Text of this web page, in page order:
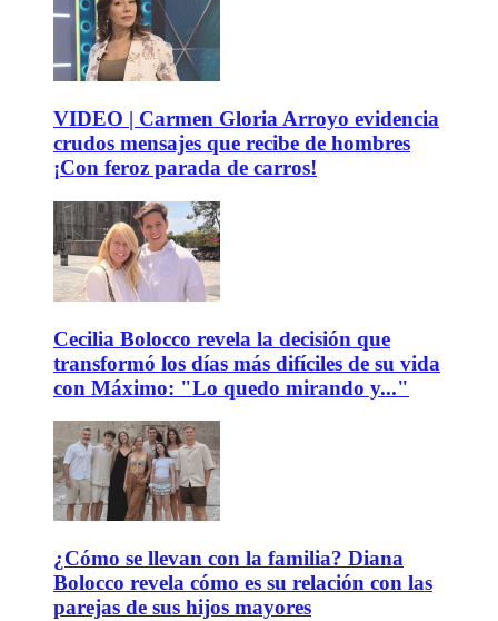
VIDEO | Carmen Gloria Arroyo evidencia
crudos mensajes que recibe de hombres
¡Con feroz parada de carros!
Cecilia Bolocco revela la decisión que
transformó los días más difíciles de su vida
con Máximo: "Lo quedo mirando y..."
¿Cómo se llevan con la familia? Diana
Bolocco revela cómo es su relación con las
parejas de sus hijos mayores